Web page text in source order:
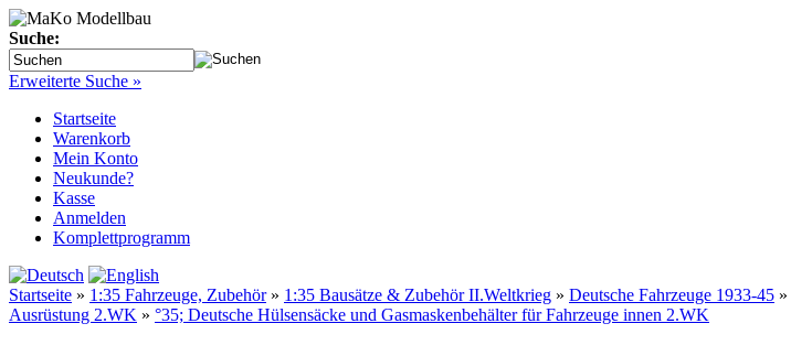
Suche:
Erweiterte Suche »
Startseite
Warenkorb
Mein Konto
Neukunde?
Kasse
Anmelden
Komplettprogramm
Startseite » 1:35 Fahrzeuge, Zubehör» 1:35 Bausätze & Zubehör II.Weltkrieg » Deutsche Fahrzeuge 1933-45 »
Ausrüstung 2.WK » °35; Deutsche Hülsensäcke und Gasmaskenbehälter für Fahrzeuge innen 2.WK